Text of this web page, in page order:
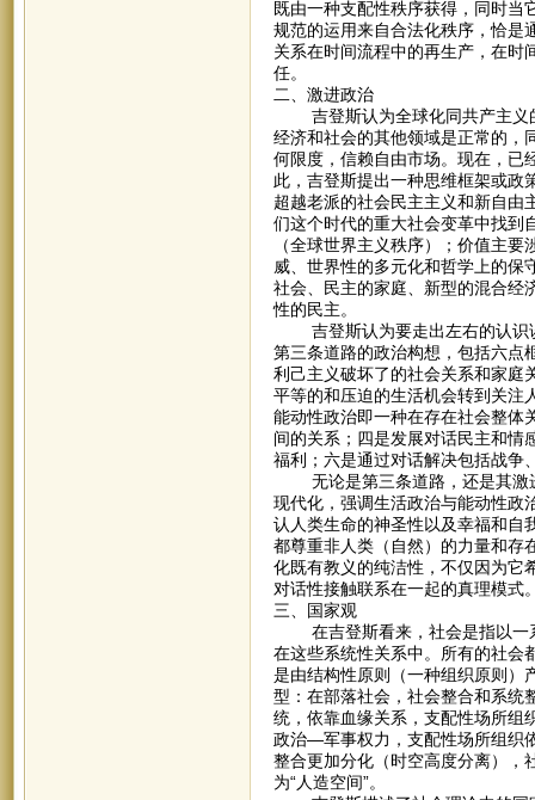
既由一种支配性秩序获得，同时当
规范的运用来自合法化秩序，恰是
关系在时间流程中的再生产，在时
任。
二、激进政治
吉登斯认为全球化同共产主义的
经济和社会的其他领域是正常的，
何限度，信赖自由市场。现在，已
此，吉登斯提出一种思维框架或政
超越老派的社会民主主义和新自由
们这个时代的重大社会变革中找到
（全球世界主义秩序）；价值主
威、世界性的多元化和哲学上的保
社会、民主的家庭、新型的混合经
性的民主。
吉登斯认为要走出左右的认识误
第三条道路的政治构想，包括六点
利己主义破坏了的社会关系和家庭
平等的和压迫的生活机会转到关注
能动性政治即一种在存在社会整体
间的关系；四是发展对话民主和情
福利；六是通过对话解决包括战争
无论是第三条道路，还是其激进
现代化，强调生活政治与能动性政
认人类生命的神圣性以及幸福和自
都尊重非人类（自然）的力量和
化既有教义的纯洁性，不仅因为它
对话性接触联系在一起的真理模式
三、国家观
在吉登斯看来，社会是指以一系
在这些系统性关系中。所有的社会
是由结构性原则（一种组织原则）
型：在部落社会，社会整合和系统
统，依靠血缘关系，支配性场所组
政治—军事权力，支配性场所组织
整合更加分化（时空高度分离），
为“人造空间”。